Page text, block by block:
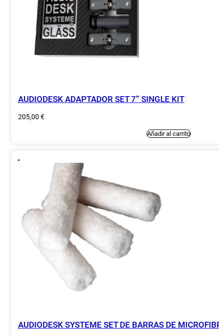
AUDIODESK ADAPTADOR SET 7” SINGLE KIT
205,00 €
Añadir al carrito
AUDIODESK SYSTEME SET DE BARRAS DE